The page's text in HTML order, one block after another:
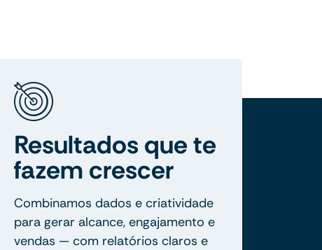
Resultados que te
fazem crescer
Combinamos dados e criatividade
para gerar alcance, engajamento e
vendas — com relatórios claros e